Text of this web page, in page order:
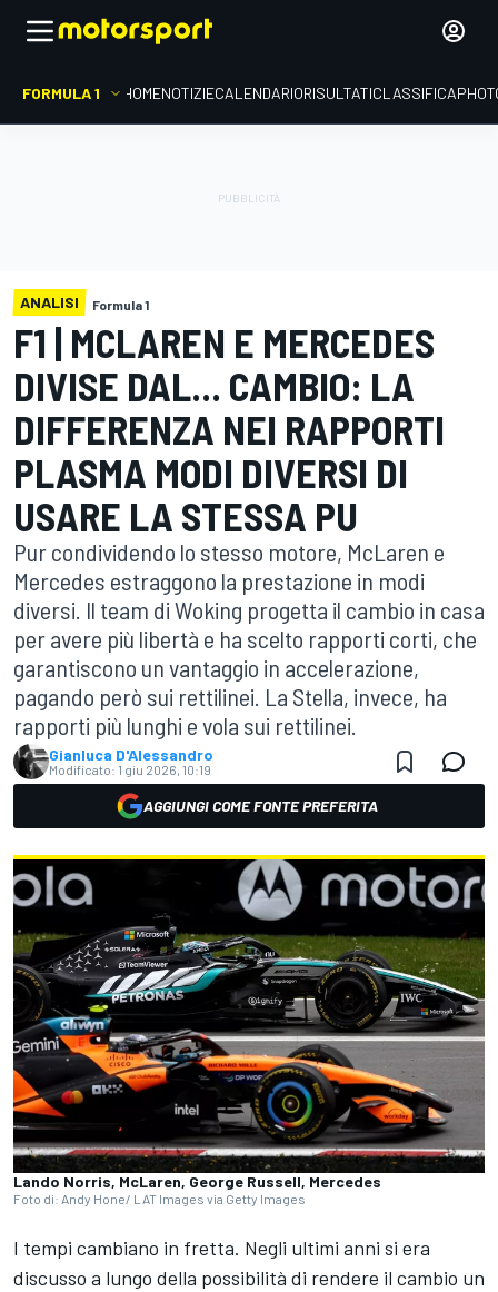
FORMULA 1 HOMENOTIZIECALENDARIORISULTATICLASSIFICA
ANALISI Formula 1
F1 | MCLAREN E MERCEDES
DIVISE DAL... CAMBIO: LA
DIFFERENZA NEI RAPPORTI
PLASMA MODI DIVERSI DI
USARE LA STESSA PU
Pur condividendo lo stesso motore, McLaren e
Mercedes estraggono la prestazione in modi
diversi. Il team di Woking progetta il cambio in casa
per avere più libertà e ha scelto rapporti corti, che
garantiscono un vantaggio in accelerazione,
pagando però sui rettilinei. La Stella, invece, ha
rapporti più lunghi e vola sui rettilinei.
Gianluca D'Alessandro
Modificato: 1 giu 2026, 10:19
AGGIUNGI COME FONTE PREFERITA
Lando Norris, McLaren, George Russell, Mercedes
Foto di: Andy Hone/ LAT Images via Getty Images
I tempi cambiano in fretta. Negli ultimi anni si era
discusso a lungo della possibilità di rendere il cambio un